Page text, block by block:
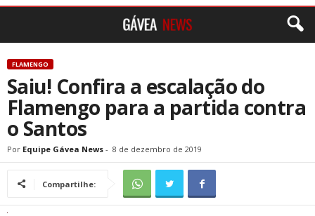
FLAMENGO
Saiu! Confira a escalação do
Flamengo para a partida contra
o Santos
Por Equipe Gávea News - 8 de dezembro de 2019
Compartilhe: